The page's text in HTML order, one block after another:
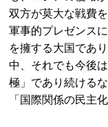
双方が莫大な戦費
軍事的プレゼンス
を擁する大国であ
中、それでも今後
極」であり続ける
「国際関係の民主